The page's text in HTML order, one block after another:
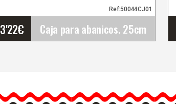
3'22€ Caja para abanicos. 25cm
Ref:50044CJ01
rígidas y forradas están